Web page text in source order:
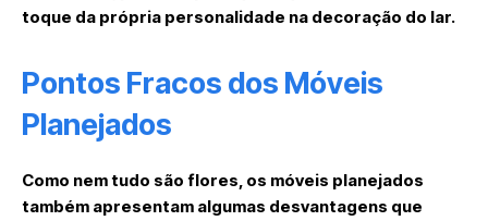
toque da própria personalidade na decoração do lar.
Pontos Fracos dos Móveis
Planejados
Como nem tudo são flores, os móveis planejados
também apresentam algumas desvantagens que